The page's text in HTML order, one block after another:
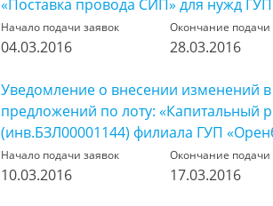
«Поставка провода СИП» для нужд
Начало подачи заявок
04.03.2016
Окончание подачи
28.03.2016
Уведомление о внесении изменений
предложений по лоту: «Капитальный
(инв.БЗЛ00001144) филиала ГУП
Начало подачи заявок
10.03.2016
Окончание подачи
17.03.2016